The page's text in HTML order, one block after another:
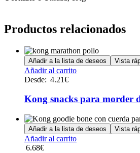
Productos relacionados
Añadir a la lista de deseos Vista
Añadir al carritoEste
múltiples
variantes.
Las
opciones
se
pueden
Desde: 4.21€
Kong snacks para morder
Añadir a la lista de deseos Vista
Añadir al carrito
6.68€